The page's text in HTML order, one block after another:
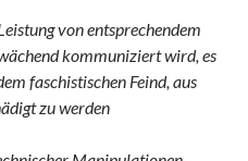
von entsprechendem
kommuniziert wird, es
faschistischen Feind, aus
zu werden